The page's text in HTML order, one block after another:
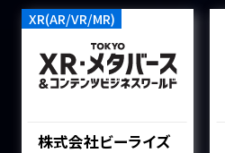
XR(AR/VR/MR)
株式会社ビーライズ